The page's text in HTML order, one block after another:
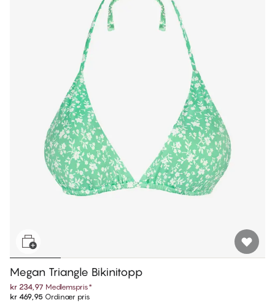
Megan Triangle Bikinitopp
kr 234,97 Medlemspris*
kr 469,95 Ordinær pris